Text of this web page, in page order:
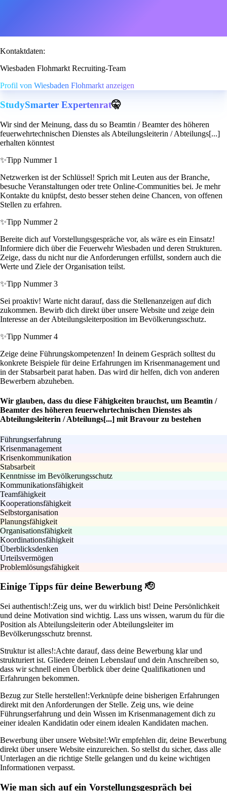
Kontaktdaten:
Wiesbaden Flohmarkt Recruiting-Team
Profil von Wiesbaden Flohmarkt anzeigen
StudySmarter Expertenrat🤫
Wir sind der Meinung, dass du so Beamtin / Beamter des höheren
feuerwehrtechnischen Dienstes als Abteilungsleiterin / Abteilungs[...]
erhalten könntest
✨Tipp Nummer 1
Netzwerken ist der Schlüssel! Sprich mit Leuten aus der Branche,
besuche Veranstaltungen oder trete Online-Communities bei. Je mehr
Kontakte du knüpfst, desto besser stehen deine Chancen, von offenen
Stellen zu erfahren.
✨Tipp Nummer 2
Bereite dich auf Vorstellungsgespräche vor, als wäre es ein Einsatz!
Informiere dich über die Feuerwehr Wiesbaden und deren Strukturen.
Zeige, dass du nicht nur die Anforderungen erfüllst, sondern auch die
Werte und Ziele der Organisation teilst.
✨Tipp Nummer 3
Sei proaktiv! Warte nicht darauf, dass die Stellenanzeigen auf dich
zukommen. Bewirb dich direkt über unsere Website und zeige dein
Interesse an der Abteilungsleiterposition im Bevölkerungsschutz.
✨Tipp Nummer 4
Zeige deine Führungskompetenzen! In deinem Gespräch solltest du
konkrete Beispiele für deine Erfahrungen im Krisenmanagement und
in der Stabsarbeit parat haben. Das wird dir helfen, dich von anderen
Bewerbern abzuheben.
Wir glauben, dass du diese Fähigkeiten brauchst, um Beamtin /
Beamter des höheren feuerwehrtechnischen Dienstes als
Abteilungsleiterin / Abteilungs[...] mit Bravour zu bestehen
Führungserfahrung
Krisenmanagement
Krisenkommunikation
Stabsarbeit
Kenntnisse im Bevölkerungsschutz
Kommunikationsfähigkeit
Teamfähigkeit
Kooperationsfähigkeit
Selbstorganisation
Planungsfähigkeit
Organisationsfähigkeit
Koordinationsfähigkeit
Überblicksdenken
Urteilsvermögen
Problemlösungsfähigkeit
Einige Tipps für deine Bewerbung 🫡
Sei authentisch!:Zeig uns, wer du wirklich bist! Deine Persönlichkeit
und deine Motivation sind wichtig. Lass uns wissen, warum du für die
Position als Abteilungsleiterin oder Abteilungsleiter im
Bevölkerungsschutz brennst.
Struktur ist alles!:Achte darauf, dass deine Bewerbung klar und
strukturiert ist. Gliedere deinen Lebenslauf und dein Anschreiben so,
dass wir schnell einen Überblick über deine Qualifikationen und
Erfahrungen bekommen.
Bezug zur Stelle herstellen!:Verknüpfe deine bisherigen Erfahrungen
direkt mit den Anforderungen der Stelle. Zeig uns, wie deine
Führungserfahrung und dein Wissen im Krisenmanagement dich zu
einer idealen Kandidatin oder einem idealen Kandidaten machen.
Bewerbung über unsere Website!:Wir empfehlen dir, deine Bewerbung
direkt über unsere Website einzureichen. So stellst du sicher, dass alle
Unterlagen an die richtige Stelle gelangen und du keine wichtigen
Informationen verpasst.
Wie man sich auf ein Vorstellungsgespräch bei